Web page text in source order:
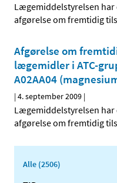
Lægemiddelstyrelsen har
afgørelse om fremtidig
Afgørelse om
lægemidler i ATC-
A02AA04
|4. september 2009 |
Lægemiddelstyrelsen har
afgørelse om fremtidig
Alle (2506)